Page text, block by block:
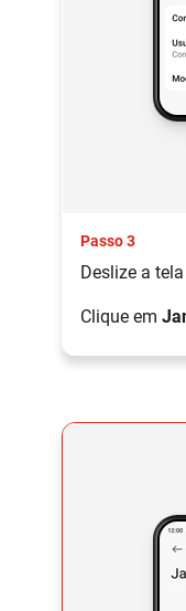
Passo 3
Deslize a
Clique em